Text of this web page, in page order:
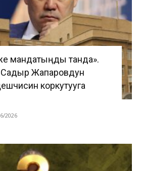
мандатыңды танда».
Садыр Жапаровдун
коркутууга
2026